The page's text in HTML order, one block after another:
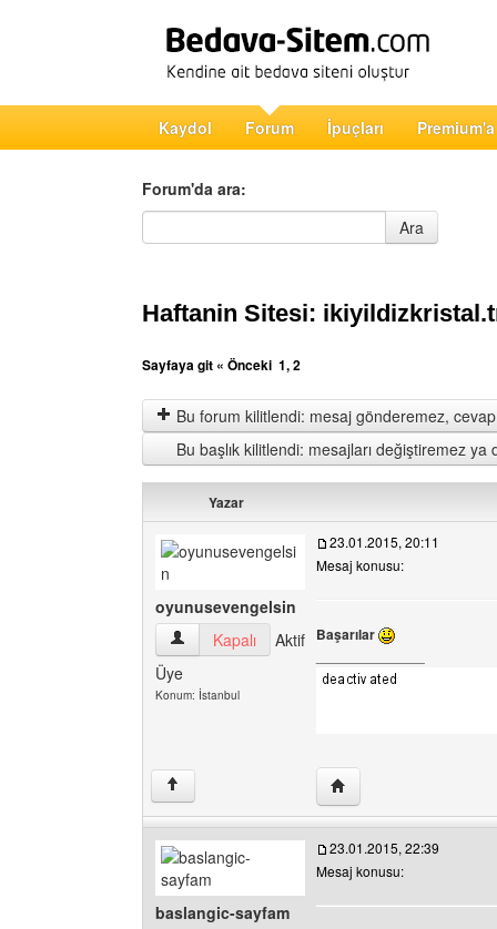
Kaydol Forum İpuçları
Forum'da ara:
Forum'da ara
Ara
Haftanin Sitesi:
Sayfaya git « Önceki 1,2
Bu forum kilitlendi: mesaj gönderemez,
Bu başlık kilitlendi: mesajları değiştiremez ya
Yazar
oyunusevengelsin
oyunusevengelsin Kullanıcının profilini
Kapalı
Aktif
Üye
Konum: İstanbul
23.01.2015, 20:11
Mesaj konusu:
Başarılar
↑ Yazarın web sitesini
baslangic-sayfam
23.01.2015, 22:39
Mesaj konusu: